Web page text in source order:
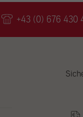
+43 (0) 676 430
zu